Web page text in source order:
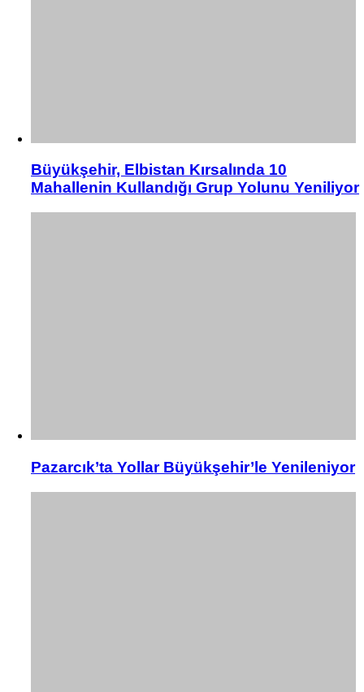
Büyükşehir, Elbistan Kırsalında 10
Mahallenin Kullandığı Grup Yolunu Yeniliyor
Pazarcık’ta Yollar Büyükşehir’le Yenileniyor